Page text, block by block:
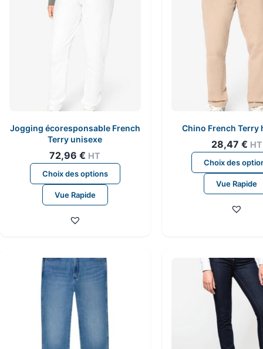
Jogging écoresponsable French
Terry unisexe
72,96€ HT
Choix des options
Ce
produit
Vue Rapide
Chino French Terry
28,47 € HT
Choix des
Vue Rapide